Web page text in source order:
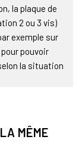
la plaque de
2 ou 3 vis)
exemple sur
pouvoir
la situation
MÊME